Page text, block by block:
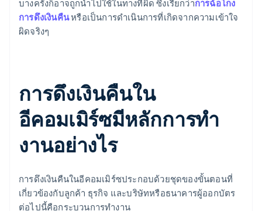
บางครั้งก็อาจถูกนำไปใช้ในทางที่ผิด ซึ่งเรียกว่าการฉ้อโกง
การดึงเงินคืนหรือเป็นการดำเนินการที่เกิดจากความเข้าใจ
ผิดจริงๆ
การดึงเงินคืนใน
อีคอมเมิร์ซมีหลักการทํา
งานอย่างไร
การดึงเงินคืนในอีคอมเมิร์ซประกอบด้วยชุดของขั้นตอนที่
เกี่ยวข้องกับลูกค้า ธุรกิจ และบริษัทหรือธนาคารผู้ออกบัตร
ต่อไปนี้คือกระบวนการทำงาน